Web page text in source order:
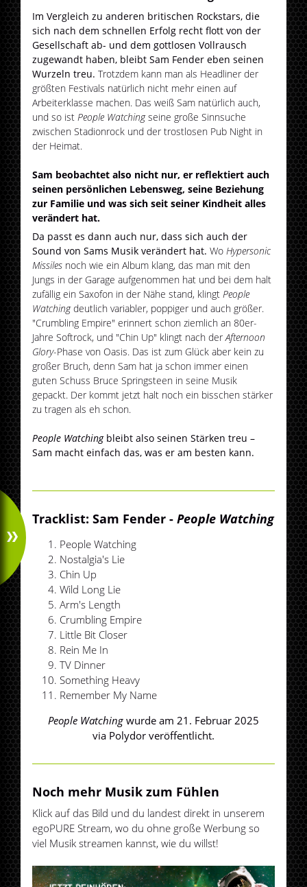
Im Vergleich zu anderen britischen Rockstars, die
sich nach dem schnellen Erfolg recht flott von der
Gesellschaft ab- und dem gottlosen Vollrausch
zugewandt haben, bleibt Sam Fender eben seinen
Wurzeln treu. Trotzdem kann man als Headliner der
größten Festivals natürlich nicht mehr einen auf
Arbeiterklasse machen. Das weiß Sam natürlich auch,
und so ist People Watchingseine große Sinnsuche
zwischen Stadionrock und der trostlosen Pub Night in
der Heimat.
Sam beobachtet also nicht nur, er reflektiert auch
seinen persönlichen Lebensweg, seine Beziehung
zur Familie und was sich seit seiner Kindheit alles
verändert hat.
Da passt es dann auch nur, dass sich auch der
Sound von Sams Musik verändert hat. WoHypersonic
Missiles noch wie ein Album klang, das man mit den
Jungs in der Garage aufgenommen hat und bei dem halt
zufällig ein Saxofon in der Nähe stand, klingtPeople
Watchingdeutlich variabler, poppiger und auch größer.
"Crumbling Empire" erinnert schon ziemlich an 80er-
Jahre Softrock, und "Chin Up" klingt nach derAfternoon
Glory-Phase von Oasis. Das ist zum Glück aber kein zu
großer Bruch, denn Sam hat ja schon immer einen
guten Schuss Bruce Springsteen in seine Musik
gepackt. Der kommt jetzt halt noch ein bisschen stärker
zu tragen als eh schon.
People Watchingbleibt also seinen Stärken treu –
Sam macht einfach das, was er am besten kann.
Tracklist: Sam Fender -People Watching
People Watching
Nostalgia's Lie
Chin Up
Wild Long Lie
Arm's Length
Crumbling Empire
Little Bit Closer
Rein Me In
TV Dinner
Something Heavy
Remember My Name
People Watching wurde am 21. Februar 2025
via Polydor veröffentlicht.
Noch mehr Musik zum Fühlen
Klick auf das Bild und du landest direkt in unserem
egoPURE Stream, wo du ohne große Werbung so
viel Musik streamen kannst, wie du willst!